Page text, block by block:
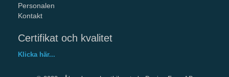
Personalen
Kontakt
Certifikat och kvalitet
Klicka här...